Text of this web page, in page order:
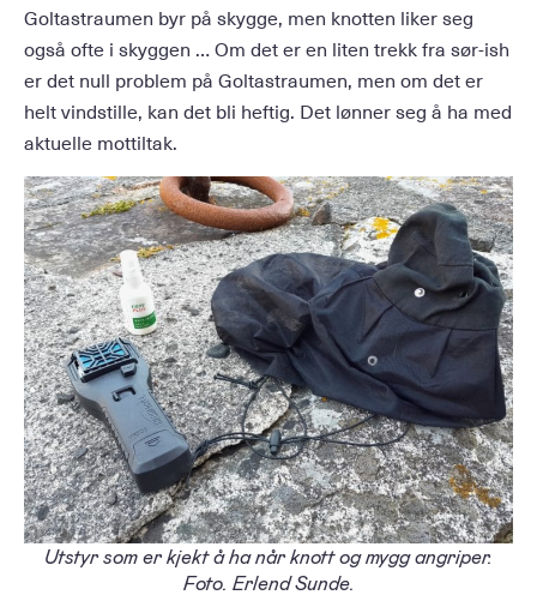
Goltastraumen byr på skygge, men knotten liker seg
også ofte i skyggen … Om det er en liten trekk fra sør-ish
er det null problem på Goltastraumen, men om det er
helt vindstille, kan det bli heftig. Det lønner seg å ha med
aktuelle mottiltak.
Utstyr som er kjekt å ha når knott og mygg angriper.
Foto. Erlend Sunde.